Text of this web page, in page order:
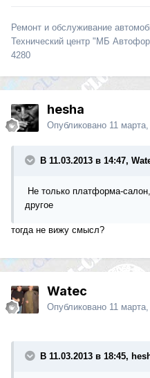
Ремонт и обслуживание
Технический центр "МБ
4280
hesha
Опубликовано 11
В 11.03.2013 в 14:47,
Не только платформа-
другое
тогда не вижу смысл?
Watec
Опубликовано 11
В 11.03.2013 в 18:45,